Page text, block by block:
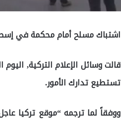
اشتباك مسلح أمام محكمة في
قالت وسائل الإعلام التركية,
تستطيع تدارك الأمور.
ووفقاً لما ترجمه “موقع تركيا